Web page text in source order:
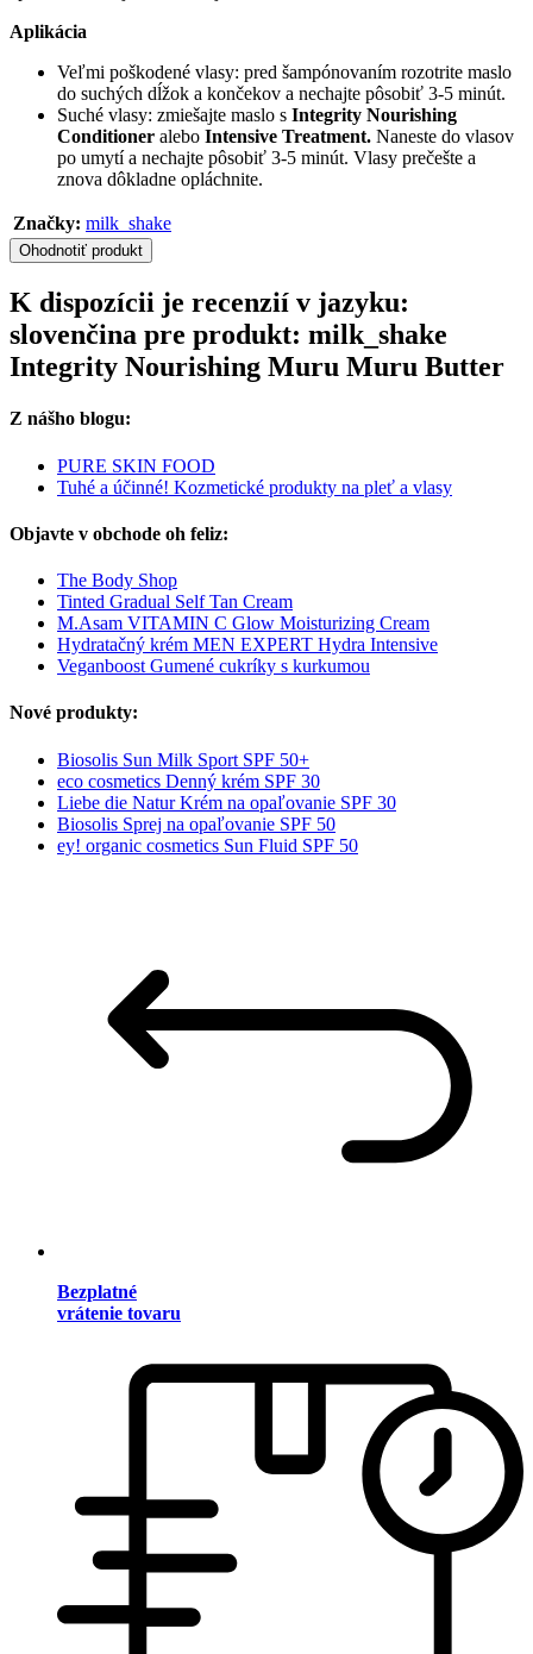
Aplikácia
Veľmi poškodené vlasy: pred šampónovaním rozotrite maslo
do suchých dĺžok a končekov a nechajte pôsobiť 3-5 minút.
Suché vlasy: zmiešajte maslo s Integrity Nourishing
Conditioner alebo Intensive Treatment. Naneste do vlasov
po umytí a nechajte pôsobiť 3-5 minút. Vlasy prečešte a
znova dôkladne opláchnite.
Značky: milk_shake
Ohodnotiť produkt
K dispozícii je recenzií v jazyku:
slovenčina pre produkt: milk_shake
Integrity Nourishing Muru Muru Butter
Z nášho blogu:
PURE SKIN FOOD
Tuhé a účinné! Kozmetické produkty na pleť a vlasy
Objavte v obchode oh feliz:
The Body Shop
Tinted Gradual Self Tan Cream
M.Asam VITAMIN C Glow Moisturizing Cream
Hydratačný krém MEN EXPERT Hydra Intensive
Veganboost Gumené cukríky s kurkumou
Nové produkty:
Biosolis Sun Milk Sport SPF 50+
eco cosmetics Denný krém SPF 30
Liebe die Natur Krém na opaľovanie SPF 30
Biosolis Sprej na opaľovanie SPF 50
ey! organic cosmetics Sun Fluid SPF 50
Bezplatné
vrátenie tovaru